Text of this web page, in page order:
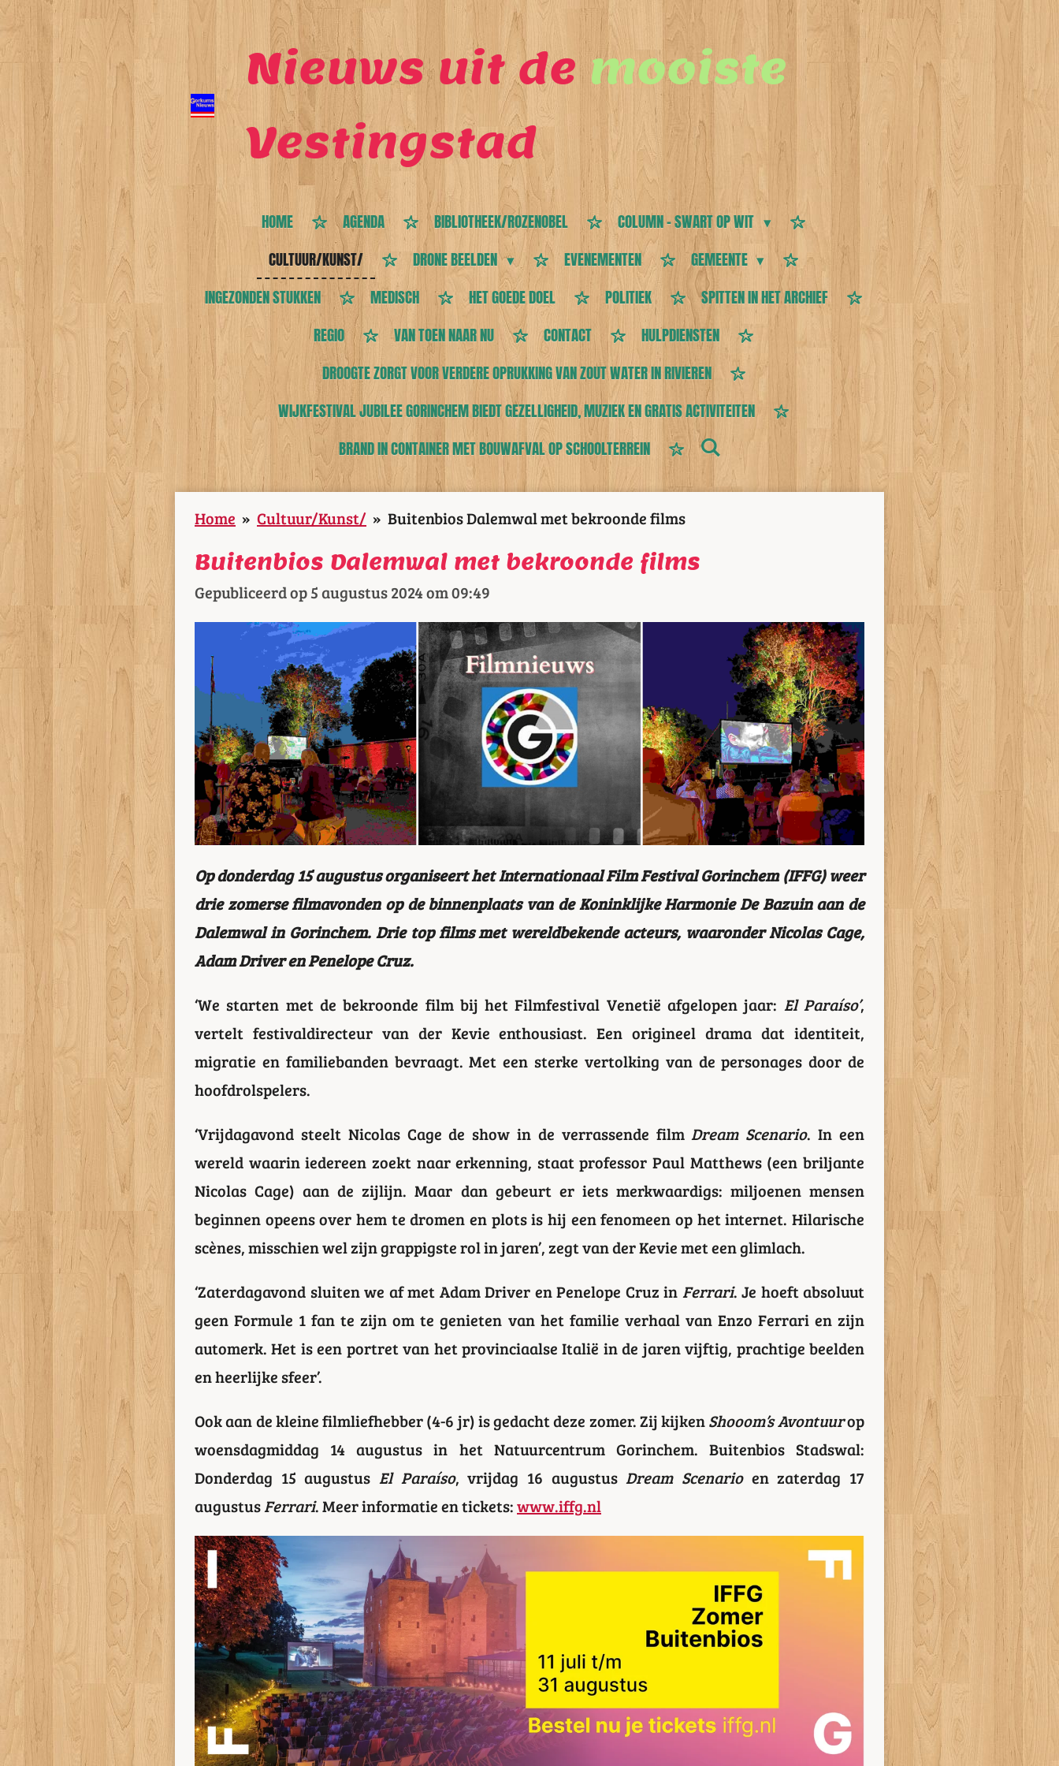
Ga
direct
hoofdinhoud
Nieuws uit demooiste
Vestingstad
HOME AGENDA BIBLIOTHEEK/ROZENOBEL
COLUMN - SWART OP WIT
CULTUUR/KUNST/
DRONE BEELDEN EVENEMENTEN
GEMEENTE
INGEZONDEN STUKKEN
MEDISCH HET GOEDE DOEL POLITIEK
SPITTEN IN HET ARCHIEF
REGIO
VAN TOEN NAAR NU CONTACT
HULPDIENSTEN
DROOGTE ZORGT VOOR VERDERE OPRUKKING VAN ZOUT WATER IN RIVIEREN
WIJKFESTIVAL JUBILEE GORINCHEM BIEDT GEZELLIGHEID, MUZIEK EN GRATIS ACTIVITEITEN
BRAND IN CONTAINER MET BOUWAFVAL OP SCHOOLTERREIN
Home » Cultuur/Kunst/ » Buitenbios Dalemwal met bekroonde films
Buitenbios Dalemwal met bekroonde films
Gepubliceerd op 5 augustus 2024 om 09:49
Op donderdag 15 augustus organiseert het Internationaal Film Festival Gorinchem (IFFG) weer
drie zomerse filmavonden op de binnenplaats van de Koninklijke Harmonie De Bazuin aan de
Dalemwal in Gorinchem. Drie top films met wereldbekende acteurs, waaronder Nicolas Cage,
Adam Driver en Penelope Cruz.
‘We starten met de bekroonde film bij het Filmfestival Venetië afgelopen jaar: El Paraíso’,
vertelt festivaldirecteur van der Kevie enthousiast. Een origineel drama dat identiteit,
migratie en familiebanden bevraagt. Met een sterke vertolking van de personages door de
hoofdrolspelers.
‘Vrijdagavond steelt Nicolas Cage de show in de verrassende film Dream Scenario. In een
wereld waarin iedereen zoekt naar erkenning, staat professor Paul Matthews (een briljante
Nicolas Cage) aan de zijlijn. Maar dan gebeurt er iets merkwaardigs: miljoenen mensen
beginnen opeens over hem te dromen en plots is hij een fenomeen op het internet. Hilarische
scènes, misschien wel zijn grappigste rol in jaren’, zegt van der Kevie met een glimlach.
‘Zaterdagavond sluiten we af met Adam Driver en Penelope Cruz in Ferrari. Je hoeft absoluut
geen Formule 1 fan te zijn om te genieten van het familie verhaal van Enzo Ferrari en zijn
automerk. Het is een portret van het provinciaalse Italië in de jaren vijftig, prachtige beelden
en heerlijke sfeer’.
Ook aan de kleine filmliefhebber (4-6 jr) is gedacht deze zomer. Zij kijkenShooom’s Avontuurop
woensdagmiddag 14 augustus in het Natuurcentrum Gorinchem. Buitenbios Stadswal:
Donderdag 15 augustus El Paraíso, vrijdag 16 augustus Dream Scenario en zaterdag 17
augustusFerrari. Meer informatie en tickets:www.iffg.nl